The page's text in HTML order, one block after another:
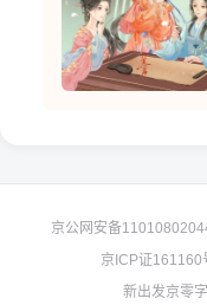
京公网安备
京ICP证161160
新出发京零